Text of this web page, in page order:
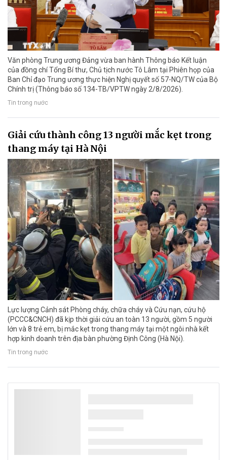
Văn phòng Trung ương Đảng vừa ban hành Thông báo Kết luận
của đồng chí Tổng Bí thư, Chủ tịch nước Tô Lâm tại Phiên họp của
Ban Chỉ đạo Trung ương thực hiện Nghị quyết số 57-NQ/TW của Bộ
Chính trị (Thông báo số 134-TB/VPTW ngày 2/8/2026).
Tin trong nước
Giải cứu thành công 13 người mắc kẹt trong
thang máy tại Hà Nội
Lực lượng Cảnh sát Phòng cháy, chữa cháy và Cứu nạn, cứu hộ
(PCCC&CNCH) đã kịp thời giải cứu an toàn 13 người, gồm 5 người
lớn và 8 trẻ em, bị mắc kẹt trong thang máy tại một ngôi nhà kết
hợp kinh doanh trên địa bàn phường Định Công (Hà Nội).
Tin trong nước